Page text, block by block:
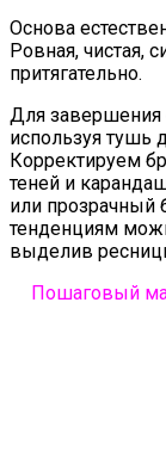
Основа
Ровная, чистая,
притягательно.
Для завершения
используя тушь
Корректируем
теней и
или прозрачный
тенденциям
выделив
Пошаговый